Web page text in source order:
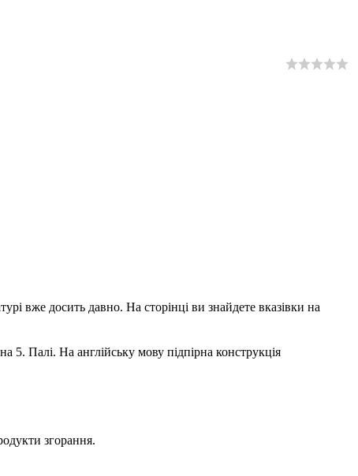
вже досить давно. На сторінці ви знайдете вказівки на
5. Палі. На англійську мову підпірна конструкція
згорання.